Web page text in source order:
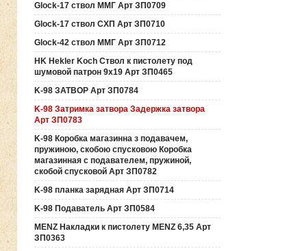
Glock-17 ствол ММГ Арт ЗП0709
Glock-17 ствол СХП Арт ЗП0710
Glock-42 ствол ММГ Арт ЗП0712
HK Hekler Koch Ствол к пистолету под
шумовой патрон 9х19 Арт ЗП0465
K-98 ЗАТВОР Арт ЗП0784
K-98 Затримка затвора Задержка затвора
Арт ЗП0783
K-98 Коробка магазинна з подавачем,
пружиною, скобою спусковою Коробка
магазинная с подавателем, пружиной,
скобой спусковой Арт ЗП0782
K-98 планка зарядная Арт ЗП0714
K-98 Подаватель Арт ЗП0584
MENZ Накладки к пистолету MENZ 6,35 Арт
ЗП0363